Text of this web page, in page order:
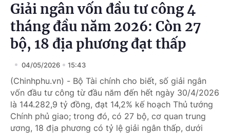
Giải ngân vốn đầu tư công 4
tháng đầu năm 2026: Còn 27
bộ, 18 địa phương đạt thấp
04/05/2026 15:43
(Chinhphu.vn) - Bộ Tài chính cho biết, số giải ngân
vốn đầu tư công từ đầu năm đến hết ngày 30/4/2026
là 144.282,9 tỷ đồng, đạt 14,2% kế hoạch Thủ tướng
Chính phủ giao; trong đó, có 27 bộ, cơ quan trung
ương, 18 địa phương có tỷ lệ giải ngân thấp, dưới